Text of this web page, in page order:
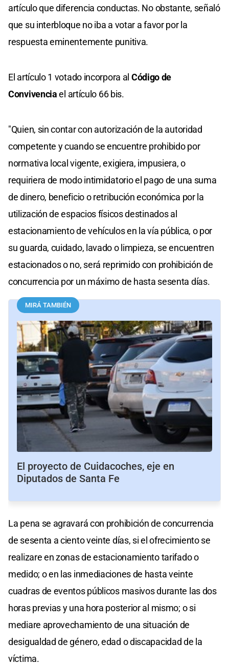
artículo que diferencia conductas. No obstante, señaló
que su interbloque no iba a votar a favor por la
respuesta eminentemente punitiva.
El artículo 1 votado incorpora al Código de
Convivenciael artículo 66 bis.
"Quien, sin contar con autorización de la autoridad
competente y cuando se encuentre prohibido por
normativa local vigente, exigiera, impusiera, o
requiriera de modo intimidatorio el pago de una suma
de dinero, beneficio o retribución económica por la
utilización de espacios físicos destinados al
estacionamiento de vehículos en la vía pública, o por
su guarda, cuidado, lavado o limpieza, se encuentren
estacionados o no, será reprimido con prohibición de
concurrencia por un máximo de hasta sesenta días.
MIRÁ TAMBIÉN
El proyecto de Cuidacoches, eje en
Diputados de Santa Fe
La pena se agravará con prohibición de concurrencia
de sesenta a ciento veinte días, si el ofrecimiento se
realizare en zonas de estacionamiento tarifado o
medido; o en las inmediaciones de hasta veinte
cuadras de eventos públicos masivos durante las dos
horas previas y una hora posterior al mismo; o si
mediare aprovechamiento de una situación de
desigualdad de género, edad o discapacidad de la
víctima.